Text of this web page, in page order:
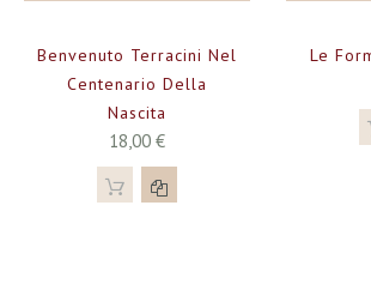
Benvenuto Terracini Nel
Centenario Della
Nascita
18,00 €
Le